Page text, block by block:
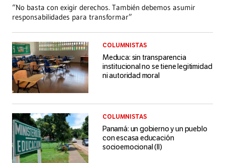
“No basta con exigir derechos. También debemos asumir
responsabilidades para transformar”
COLUMNISTAS
Meduca: sin transparencia
institucional no se tiene legitimidad
ni autoridad moral
COLUMNISTAS
Panamá: un gobierno y un pueblo
con escasa educación
socioemocional (II)